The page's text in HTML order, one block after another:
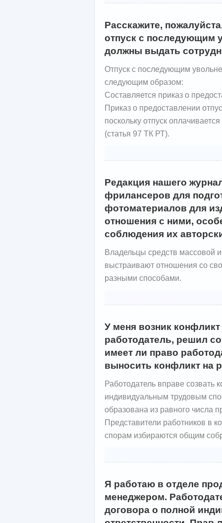
Расскажите,
отпуск с последующим
должны выдать
Отпуск с последующим
следующим образом:
Составляется приказ о
Приказ о предоставлении
поскольку отпуск
(статья 97 ТК РТ).
Редакция нашего
фрилансеров для
фотоматериалов для
отношения с ними,
соблюдения их
Владельцы средств массовой
выстраивают отношения со
разными способами.
У меня возник
работодатель, решил
имеет ли право
выносить конфликт на
Работодатель вправе созвать
индивидуальным трудовым
образована из равного числа
Представители работников в
спорам избираются общим
Я работаю в отделе
менеджером.
договора о полной